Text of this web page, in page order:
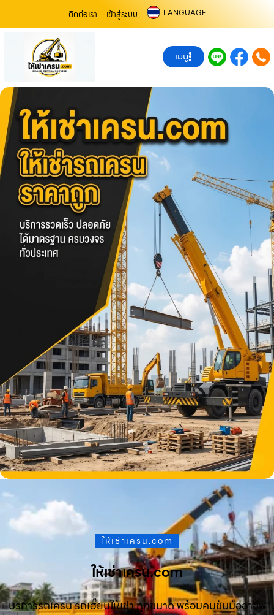
ติดต่อเรา เข้าสู่ระบบ LANGUAGE
เมนู
ให้เช่าเครน.com
ให้เช่าเครน.com
บริการรถเครน รถเฮี๊ยบให้เช่า ทุกขนาด พร้อมคนขับมืออาชีพ